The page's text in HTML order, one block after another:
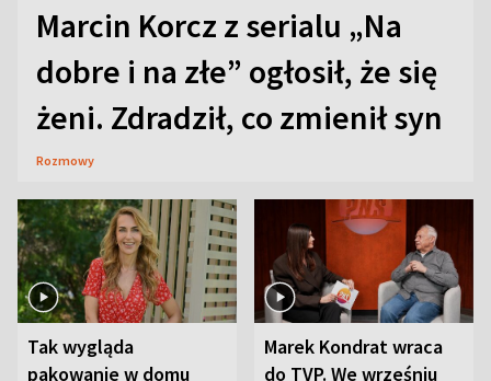
Marcin Korcz z serialu „Na
dobre i na złe” ogłosił, że się
żeni. Zdradził, co zmienił syn
Rozmowy
Tak wygląda
pakowanie w domu
Marek Kondrat wraca
do TVP. We wrześniu